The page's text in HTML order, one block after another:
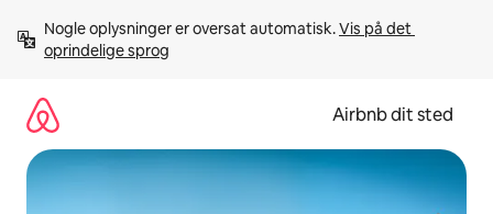
videre
Nogle oplysninger er oversat automatisk. Vis på det
oprindelige sprog
Airbnb dit sted